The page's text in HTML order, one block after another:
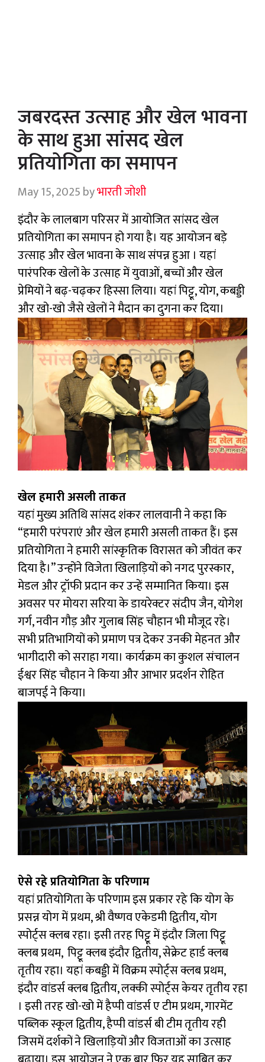
जबरदस्त उत्साह और खेल भावना
के साथ हुआ सांसद खेल
प्रतियोगिता का समापन
May 15, 2025byभारती जोशी
इंदौर के लालबाग परिसर में आयोजित सांसद खेल
प्रतियोगिता का समापन हो गया है। यह आयोजन बड़े
उत्साह और खेल भावना के साथ संपन्न हुआ । यहां
पारंपरिक खेलों के उत्साह में युवाओं, बच्चों और खेल
प्रेमियों ने बढ़-चढ़कर हिस्सा लिया। यहां पिट्टू, योग, कबड्डी
और खो-खो जैसे खेलों ने मैदान का दुगना कर दिया।
खेल हमारी असली ताकत
यहां मुख्य अतिथि सांसद शंकर लालवानी ने कहा कि
“हमारी परंपराएं और खेल हमारी असली ताकत हैं। इस
प्रतियोगिता ने हमारी सांस्कृतिक विरासत को जीवंत कर
दिया है।” उन्होंने विजेता खिलाड़ियों को नगद पुरस्कार,
मेडल और ट्रॉफी प्रदान कर उन्हें सम्मानित किया। इस
अवसर पर मोयरा सरिया के डायरेक्टर संदीप जैन, योगेश
गर्ग, नवीन गौड़ और गुलाब सिंह चौहान भी मौजूद रहे।
सभी प्रतिभागियों को प्रमाण पत्र देकर उनकी मेहनत और
भागीदारी को सराहा गया। कार्यक्रम का कुशल संचालन
ईश्वर सिंह चौहान ने किया और आभार प्रदर्शन रोहित
बाजपई ने किया।
ऐसे रहे प्रतियोगिता के परिणाम
यहां प्रतियोगिता के परिणाम इस प्रकार रहे कि योग के
प्रसन्न योग में प्रथम, श्री वैष्णव एकेडमी द्वितीय, योग
स्पोर्ट्स क्लब रहा। इसी तरह पिट्टू में इंदौर जिला पिट्टू
क्लब प्रथम, पिट्टू क्लब इंदौर द्वितीय, सेक्रेट हार्ड क्लब
तृतीय रहा। यहां कबड्डी में विक्रम स्पोर्ट्स क्लब प्रथम,
इंदौर वांडर्स क्लब द्वितीय, लक्की स्पोर्ट्स केयर तृतीय रहा
। इसी तरह खो-खो में हैप्पी वांडर्स ए टीम प्रथम, गारमेंट
पब्लिक स्कूल द्वितीय, हैप्पी वांडर्स बी टीम तृतीय रही
जिसमें दर्शकों ने खिलाड़ियों और विजताओं का उत्साह